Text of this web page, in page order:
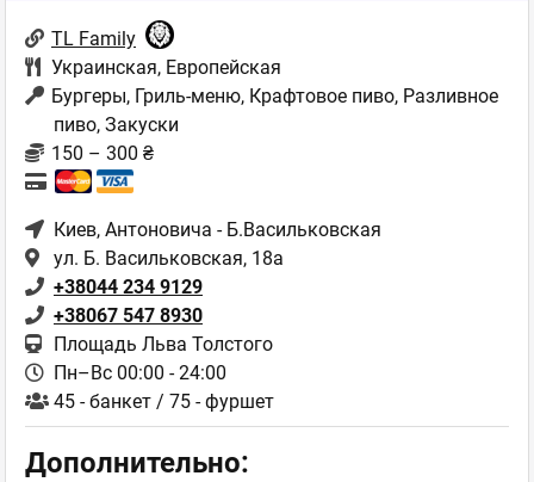
TL Family
Украинская, Европейская
Бургеры, Гриль-меню, Крафтовое пиво, Разливное
пиво, Закуски
150 – 300 ₴
Киев, Антоновича - Б.Васильковская
ул. Б. Васильковская, 18а
+38044 234 9129
+38067 547 8930
Площадь Льва Толстого
Пн–Вс 00:00 - 24:00
45 - банкет / 75 - фуршет
Дополнительно: